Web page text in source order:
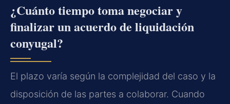
¿Cuánto tiempo toma negociar y
finalizar un acuerdo de liquidación
conyugal?
El plazo varía según la complejidad del caso y la
disposición de las partes a colaborar. Cuando